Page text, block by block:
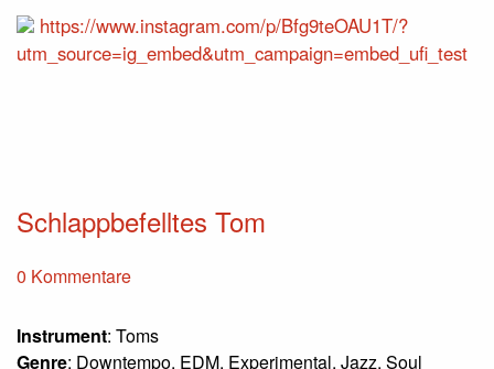
https://www.instagram.com/p/Bfg9teOAU1T/?
utm_source=ig_embed&utm_campaign=embed_ufi_test
Schlappbefelltes Tom
0 Kommentare
Instrument: Toms
Genre: Downtempo, EDM, Experimental, Jazz, Soul